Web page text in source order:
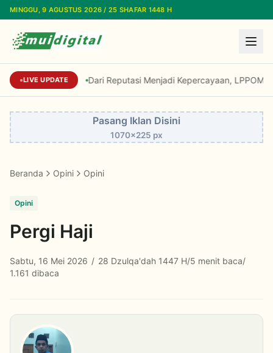
Lewati ke konten utama
MINGGU, 9 AGUSTUS 2026 / 25 SHAFAR 1448 H
LIVE UPDATE Dari Reputasi Menjadi Kepercayaan, LPPOM
Pasang Iklan Disini
1070x225 px
Beranda Opini Opini
Opini
Pergi Haji
Sabtu, 16 Mei 2026 / 28 Dzulqa'dah 1447 H/5 menit baca/
1.161 dibaca